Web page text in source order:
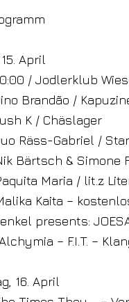
April
/ Jodlerklub
Brandão /
K / Chäslager
Räss-Gabriel /
Bärtsch & Simone
Maria / lit.z
Kaita –
presents:
– F.I.T. –
16. April